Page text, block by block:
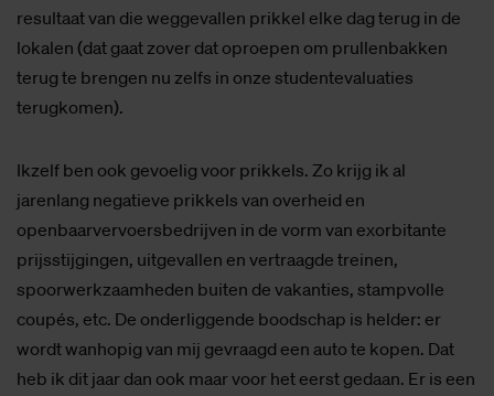
resultaat van die weggevallen prikkel elke dag terug in de
lokalen (dat gaat zover dat oproepen om prullenbakken
terug te brengen nu zelfs in onze studentevaluaties
terugkomen).
Ikzelf ben ook gevoelig voor prikkels. Zo krijg ik al
jarenlang negatieve prikkels van overheid en
openbaarvervoersbedrijven in de vorm van exorbitante
prijsstijgingen, uitgevallen en vertraagde treinen,
spoorwerkzaamheden buiten de vakanties, stampvolle
coupés, etc. De onderliggende boodschap is helder: er
wordt wanhopig van mij gevraagd een auto te kopen. Dat
heb ik dit jaar dan ook maar voor het eerst gedaan. Er is een